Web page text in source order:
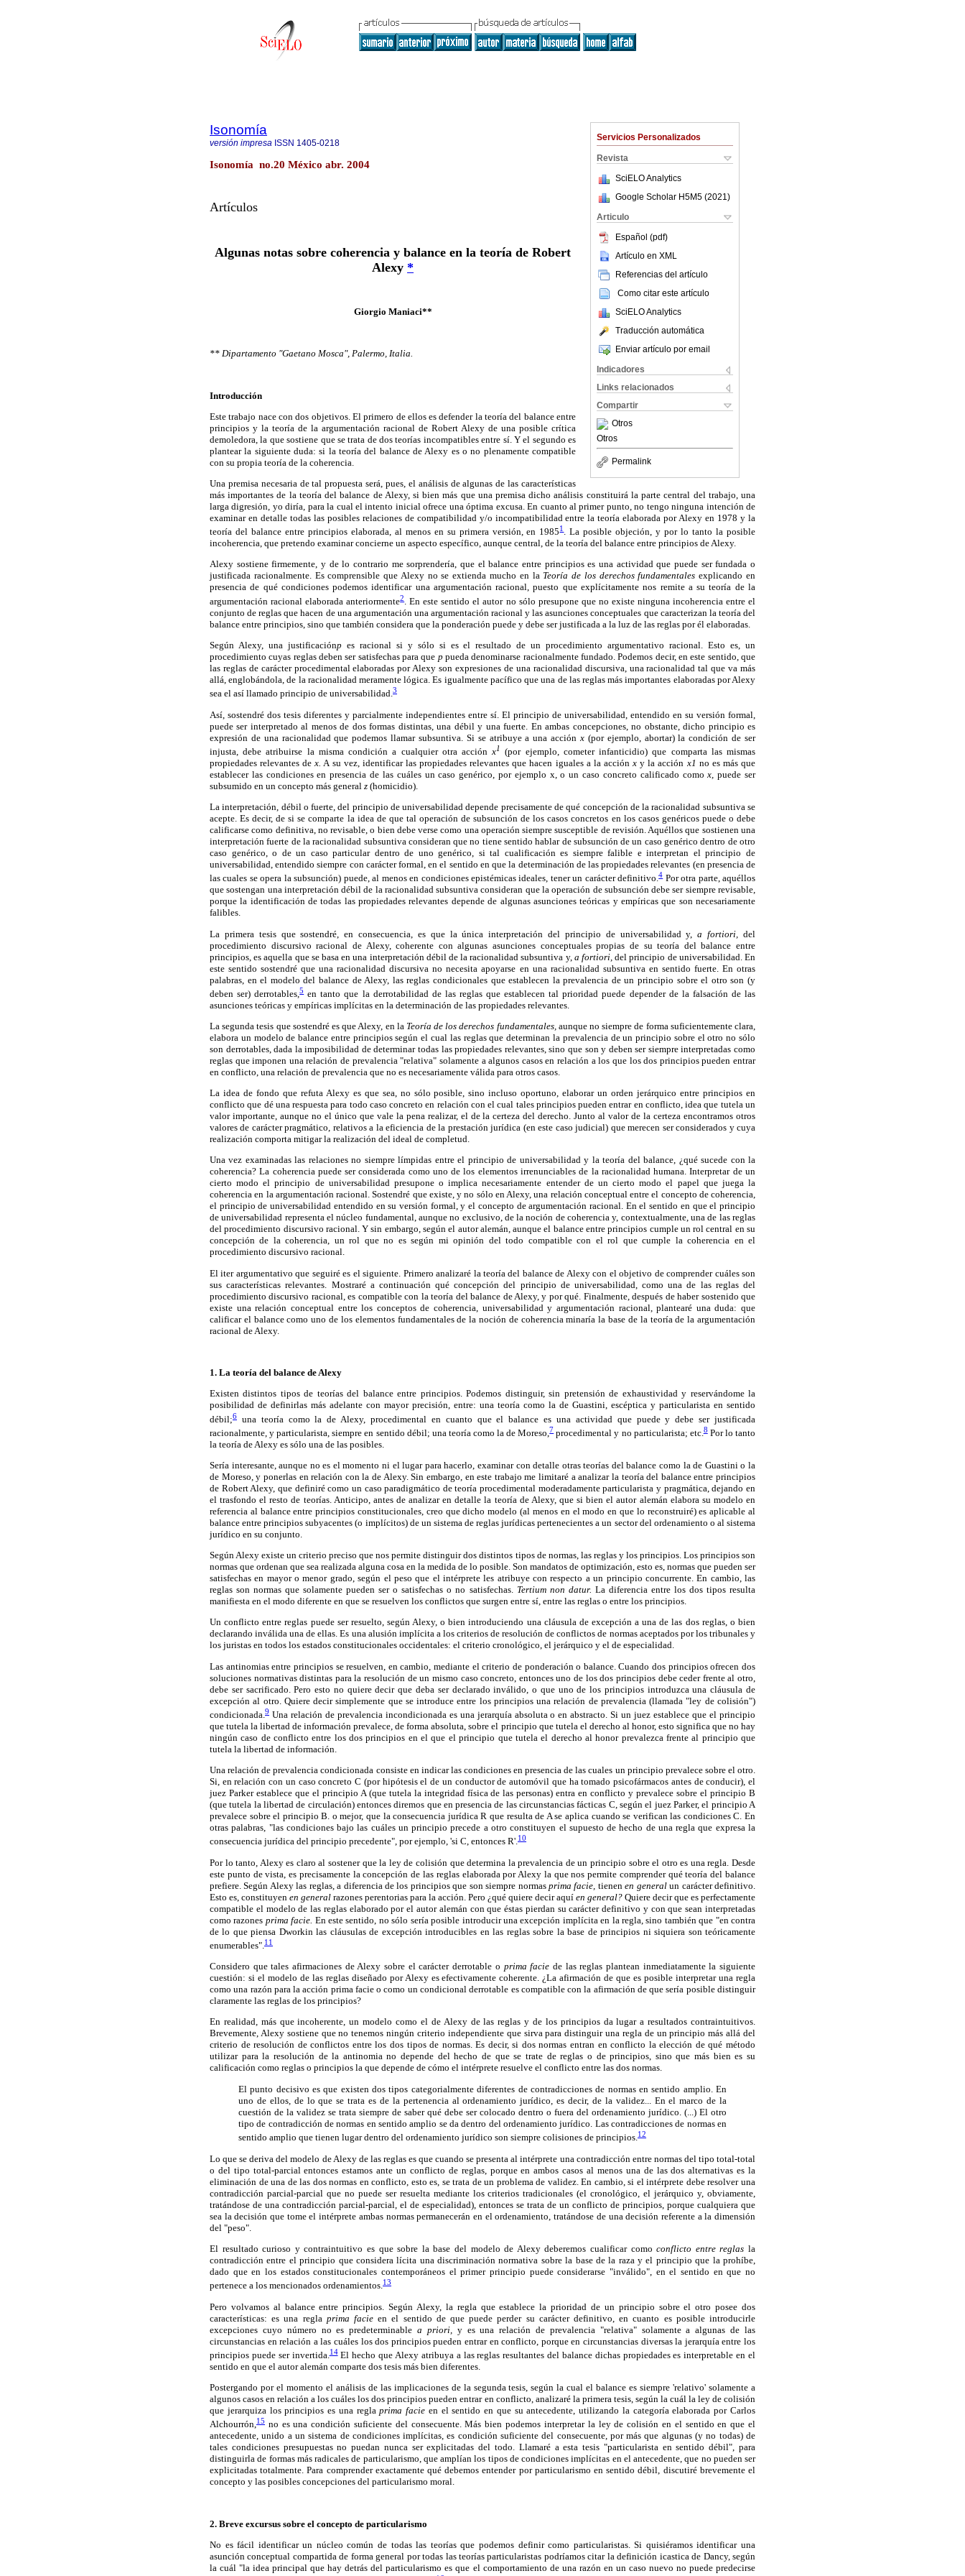
Servicios Personalizados
Revista
SciELO Analytics
Google Scholar H5M5 (2021 )
Articulo
Español (pdf)
Artículo en XML
Referencias del artículo
Como citar este artículo
SciELO Analytics
Traducción automática
Enviar artículo por email
Indicadores
Links relacionados
Compartir
Otros
Otros
Permalink
Isonomía
versión impresa ISSN 1405-0218
Isonomía no.20 México abr. 2004
Artículos
Algunas notas sobre coherencia y balance en la teoría de Robert
Alexy *
Giorgio Maniaci**
** Dipartamento "Gaetano Mosca", Palermo, Italia.
Introducción
Este trabajo nace con dos objetivos. El primero de ellos es defender la teoría del balance entre
principios y la teoría de la argumentación racional de Robert Alexy de una posible crítica
demoledora, la que sostiene que se trata de dos teorías incompatibles entre sí. Y el segundo es
plantear la siguiente duda: si la teoría del balance de Alexy es o no plenamente compatible
con su propia teoría de la coherencia.
Una premisa necesaria de tal propuesta será, pues, el análisis de algunas de las características
más importantes de la teoría del balance de Alexy, si bien más que una premisa dicho análisis constituirá la parte central del trabajo, una
larga digresión, yo diría, para la cual el intento inicial ofrece una óptima excusa. En cuanto al primer punto, no tengo ninguna intención de
examinar en detalle todas las posibles relaciones de compatibilidad y/o incompatibilidad entre la teoría elaborada por Alexy en 1978 y la
teoría del balance entre principios elaborada, al menos en su primera versión, en 19851 . La posible objeción, y por lo tanto la posible
incoherencia, que pretendo examinar concierne un aspecto específico, aunque central, de la teoría del balance entre principios de Alexy.
Alexy sostiene firmemente, y de lo contrario me sorprendería, que el balance entre principios es una actividad que puede ser fundada o
justificada racionalmente. Es comprensible que Alexy no se extienda mucho en la Teoría de los derechos fundamentales explicando en
presencia de qué condiciones podemos identificar una argumentación racional, puesto que explícitamente nos remite a su teoría de la
argumentación racional elaborada anteriormente2. En este sentido el autor no sólo presupone que no existe ninguna incoherencia entre el
conjunto de reglas que hacen de una argumentación una argumentación racional y las asunciones conceptuales que caracterizan la teoría del
balance entre principios, sino que también considera que la ponderación puede y debe ser justificada a la luz de las reglas por él elaboradas.
Según Alexy, una justificaciónp es racional si y sólo si es el resultado de un procedimiento argumentativo racional. Esto es, un
procedimiento cuyas reglas deben ser satisfechas para que p pueda denominarse racionalmente fundado. Podemos decir, en este sentido, que
las reglas de carácter procedimental elaboradas por Alexy son expresiones de una racionalidad discursiva, una racionalidad tal que va más
allá, englobándola, de la racionalidad meramente lógica. Es igualmente pacífico que una de las reglas más importantes elaboradas por Alexy
sea el así llamado principio de universabilidad.3
Así, sostendré dos tesis diferentes y parcialmente independientes entre sí. El principio de universabilidad, entendido en su versión formal,
puede ser interpretado al menos de dos formas distintas, una débil y una fuerte. En ambas concepciones, no obstante, dicho principio es
expresión de una racionalidad que podemos llamar subsuntiva. Si se atribuye a una acción x (por ejemplo, abortar) la condición de ser
injusta, debe atribuirse la misma condición a cualquier otra acciónx1
(por ejemplo, cometer infanticidio) que comparta las mismas
propiedades relevantes dex. A su vez, identificar las propiedades relevantes que hacen iguales a la acciónx y la acción x1 no es más que
establecer las condiciones en presencia de las cuáles un caso genérico, por ejemplo x, o un caso concreto calificado comox, puede ser
subsumido en un concepto más general z (homicidio).
La interpretación, débil o fuerte, del principio de universabilidad depende precisamente de qué concepción de la racionalidad subsuntiva se
acepte. Es decir, de si se comparte la idea de que tal operación de subsunción de los casos concretos en los casos genéricos puede o debe
calificarse como definitiva, no revisable, o bien debe verse como una operación siempre susceptible de revisión. Aquéllos que sostienen una
interpretación fuerte de la racionalidad subsuntiva consideran que no tiene sentido hablar de subsunción de un caso genérico dentro de otro
caso genérico, o de un caso particular dentro de uno genérico, si tal cualificación es siempre falible e interpretan el principio de
universabilidad, entendido siempre con carácter formal, en el sentido en que la determinación de las propiedades relevantes (en presencia de
las cuales se opera la subsunción) puede, al menos en condiciones epistémicas ideales, tener un carácter definitivo.4Por otra parte, aquéllos
que sostengan una interpretación débil de la racionalidad subsuntiva consideran que la operación de subsunción debe ser siempre revisable,
porque la identificación de todas las propiedades relevantes depende de algunas asunciones teóricas y empíricas que son necesariamente
falibles.
La primera tesis que sostendré, en consecuencia, es que la única interpretación del principio de universabilidad y,a fortiori,
del
procedimiento discursivo racional de Alexy, coherente con algunas asunciones conceptuales propias de su teoría del balance entre
principios, es aquella que se basa en una interpretación débil de la racionalidad subsuntiva y, a fortiori, del principio de universabilidad. En
este sentido sostendré que una racionalidad discursiva no necesita apoyarse en una racionalidad subsuntiva en sentido fuerte. En otras
palabras, en el modelo del balance de Alexy, las reglas condicionales que establecen la prevalencia de un principio sobre el otro son (y
deben ser) derrotables,5en tanto que la derrotabilidad de las reglas que establecen tal prioridad puede depender de la falsación de las
asunciones teóricas y empíricas implícitas en la determinación de las propiedades relevantes.
La segunda tesis que sostendré es que Alexy, en la Teoría de los derechos fundamentales,aunque no siempre de forma suficientemente clara,
elabora un modelo de balance entre principios según el cual las reglas que determinan la prevalencia de un principio sobre el otro no sólo
son derrotables, dada la imposibilidad de determinar todas las propiedades relevantes, sino que son y deben ser siempre interpretadas como
reglas que imponen una relación de prevalencia "relativa" solamente a algunos casos en relación a los que los dos principios pueden entrar
en conflicto, una relación de prevalencia que no es necesariamente válida para otros casos.
La idea de fondo que refuta Alexy es que sea, no sólo posible, sino incluso oportuno, elaborar un orden jerárquico entre principios en
conflicto que dé una respuesta para todo caso concreto en relación con el cual tales principios pueden entrar en conflicto, idea que tutela un
valor importante, aunque no el único que vale la pena realizar, el de la certeza del derecho. Junto al valor de la certeza encontramos otros
valores de carácter pragmático, relativos a la eficiencia de la prestación jurídica (en este caso judicial) que merecen ser considerados y cuya
realización comporta mitigar la realización del ideal de completud.
Una vez examinadas las relaciones no siempre límpidas entre el principio de universabilidad y la teoría del balance, ¿qué sucede con la
coherencia? La coherencia puede ser considerada como uno de los elementos irrenunciables de la racionalidad humana. Interpretar de un
cierto modo el principio de universabilidad presupone o implica necesariamente entender de un cierto modo el papel que juega la
coherencia en la argumentación racional. Sostendré que existe, y no sólo en Alexy, una relación conceptual entre el concepto de coherencia,
el principio de universabilidad entendido en su versión formal, y el concepto de argumentación racional. En el sentido en que el principio
de universabilidad representa el núcleo fundamental, aunque no exclusivo, de la noción de coherencia y, contextualmente, una de las reglas
del procedimiento discursivo racional. Y sin embargo, según el autor alemán, aunque el balance entre principios cumple un rol central en su
concepción de la coherencia, un rol que no es según mi opinión del todo compatible con el rol que cumple la coherencia en el
procedimiento discursivo racional.
El iter argumentativo que seguiré es el siguiente. Primero analizaré la teoría del balance de Alexy con el objetivo de comprender cuáles son
sus características relevantes. Mostraré a continuación qué concepción del principio de universabilidad, como una de las reglas del
procedimiento discursivo racional, es compatible con la teoría del balance de Alexy, y por qué. Finalmente, después de haber sostenido que
existe una relación conceptual entre los conceptos de coherencia, universabilidad y argumentación racional, plantearé una duda: que
calificar el balance como uno de los elementos fundamentales de la noción de coherencia minaría la base de la teoría de la argumentación
racional de Alexy.
1. La teoría del balance de Alexy
Existen distintos tipos de teorías del balance entre principios. Podemos distinguir, sin pretensión de exhaustividad y reservándome la
posibilidad de definirlas más adelante con mayor precisión, entre: una teoría como la de Guastini, escéptica y particularista en sentido
débil;6 una teoría como la de Alexy, procedimental en cuanto que el balance es una actividad que puede y debe ser justificada
racionalmente, y particularista, siempre en sentido débil; una teoría como la de Moreso,7procedimental y no particularista; etc.8Por lo tanto
la teoría de Alexy es sólo una de las posibles.
Sería interesante, aunque no es el momento ni el lugar para hacerlo, examinar con detalle otras teorías del balance como la de Guastini o la
de Moreso, y ponerlas en relación con la de Alexy. Sin embargo, en este trabajo me limitaré a analizar la teoría del balance entre principios
de Robert Alexy, que definiré como un caso paradigmático de teoría procedimental moderadamente particularista y pragmática, dejando en
el trasfondo el resto de teorías. Anticipo, antes de analizar en detalle la teoría de Alexy, que si bien el autor alemán elabora su modelo en
referencia al balance entre principios constitucionales, creo que dicho modelo (al menos en el modo en que lo reconstruiré) es aplicable al
balance entre principios subyacentes (o implícitos) de un sistema de reglas jurídicas pertenecientes a un sector del ordenamiento o al sistema
jurídico en su conjunto.
Según Alexy existe un criterio preciso que nos permite distinguir dos distintos tipos de normas, las reglas y los principios. Los principios son
normas que ordenan que sea realizada alguna cosa en la medida de lo posible. Son mandatos de optimización, esto es, normas que pueden ser
satisfechas en mayor o menor grado, según el peso que el intérprete les atribuye con respecto a un principio concurrente. En cambio, las
reglas son normas que solamente pueden ser o satisfechas o no satisfechas. Tertium non datur. La diferencia entre los dos tipos resulta
manifiesta en el modo diferente en que se resuelven los conflictos que surgen entre sí, entre las reglas o entre los principios.
Un conflicto entre reglas puede ser resuelto, según Alexy, o bien introduciendo una cláusula de excepción a una de las dos reglas, o bien
declarando inválida una de ellas. Es una alusión implícita a los criterios de resolución de conflictos de normas aceptados por los tribunales y
los juristas en todos los estados constitucionales occidentales: el criterio cronológico, el jerárquico y el de especialidad.
Las antinomias entre principios se resuelven, en cambio, mediante el criterio de ponderación o balance. Cuando dos principios ofrecen dos
soluciones normativas distintas para la resolución de un mismo caso concreto, entonces uno de los dos principios debe ceder frente al otro,
debe ser sacrificado. Pero esto no quiere decir que deba ser declarado inválido, o que uno de los principios introduzca una cláusula de
excepción al otro. Quiere decir simplemente que se introduce entre los principios una relación de prevalencia (llamada "ley de colisión")
condicionada. 9 Una relación de prevalencia incondicionada es una jerarquía absoluta o en abstracto. Si un juez establece que el principio
que tutela la libertad de información prevalece, de forma absoluta, sobre el principio que tutela el derecho al honor, esto significa que no hay
ningún caso de conflicto entre los dos principios en el que el principio que tutela el derecho al honor prevalezca frente al principio que
tutela la libertad de información.
Una relación de prevalencia condicionada consiste en indicar las condiciones en presencia de las cuales un principio prevalece sobre el otro.
Si, en relación con un caso concreto C (por hipótesis el de un conductor de automóvil que ha tomado psicofármacos antes de conducir), el
juez Parker establece que el principio A (que tutela la integridad física de las personas) entra en conflicto y prevalece sobre el principio B
(que tutela la libertad de circulación) entonces diremos que en presencia de las circunstancias fácticas C, según el juez Parker, el principio A
prevalece sobre el principio B. o mejor, que la consecuencia jurídica R que resulta de A se aplica cuando se verifican las condiciones C. En
otras palabras, "las condiciones bajo las cuáles un principio precede a otro constituyen el supuesto de hecho de una regla que expresa la
consecuencia jurídica del principio precedente", por ejemplo, 'si C, entonces R'.10
Por lo tanto, Alexy es claro al sostener que la ley de colisión que determina la prevalencia de un principio sobre el otro es una regla. Desde
este punto de vista, es precisamente la concepción de las reglas elaborada por Alexy la que nos permite comprender qué teoría del balance
prefiere. Según Alexy las reglas, a diferencia de los principios que son siempre normas prima facie, tienenen generalun carácter definitivo.
Esto es, constituyen en general razones perentorias para la acción. Pero ¿qué quiere decir aquí en general? Quiere decir que es perfectamente
compatible el modelo de las reglas elaborado por el autor alemán con que éstas pierdan su carácter definitivo y con que sean interpretadas
como razones prima facie. En este sentido, no sólo sería posible introducir una excepción implícita en la regla, sino también que "en contra
de lo que piensa Dworkin las cláusulas de excepción introducibles en las reglas sobre la base de principios ni siquiera son teóricamente
enumerables". 11
Considero que tales afirmaciones de Alexy sobre el carácter derrotable o prima facie de las reglas plantean inmediatamente la siguiente
cuestión: si el modelo de las reglas diseñado por Alexy es efectivamente coherente. ¿La afirmación de que es posible interpretar una regla
como una razón para la acción prima facie o como un condicional derrotable es compatible con la afirmación de que sería posible distinguir
claramente las reglas de los principios?
En realidad, más que incoherente, un modelo como el de Alexy de las reglas y de los principios da lugar a resultados contraintuitivos.
Brevemente, Alexy sostiene que no tenemos ningún criterio independiente que sirva para distinguir una regla de un principio más allá del
criterio de resolución de conflictos entre los dos tipos de normas. Es decir, si dos normas entran en conflicto la elección de qué método
utilizar para la resolución de la antinomia no depende del hecho de que se trate de reglas o de principios, sino que más bien es su
calificación como reglas o principios la que depende de cómo el intérprete resuelve el conflicto entre las dos normas.
El punto decisivo es que existen dos tipos categorialmente diferentes de contradicciones de normas en sentido amplio. En
uno de ellos, de lo que se trata es de la pertenencia al ordenamiento jurídico, es decir, de la validez... En el marco de la
cuestión de la validez se trata siempre de saber qué debe ser colocado dentro o fuera del ordenamiento jurídico. (...) El otro
tipo de contradicción de normas en sentido amplio se da dentro del ordenamiento jurídico. Las contradicciones de normas en
sentido amplio que tienen lugar dentro del ordenamiento jurídico son siempre colisiones de principios.12
Lo que se deriva del modelo de Alexy de las reglas es que cuando se presenta al intérprete una contradicción entre normas del tipo total-total
o del tipo total-parcial entonces estamos ante un conflicto de reglas, porque en ambos casos al menos una de las dos alternativas es la
eliminación de una de las dos normas en conflicto, esto es, se trata de un problema de validez. En cambio, si el intérprete debe resolver una
contradicción parcial-parcial que no puede ser resuelta mediante los criterios tradicionales (el cronológico, el jerárquico y, obviamente,
tratándose de una contradicción parcial-parcial, el de especialidad), entonces se trata de un conflicto de principios, porque cualquiera que
sea la decisión que tome el intérprete ambas normas permanecerán en el ordenamiento, tratándose de una decisión referente a la dimensión
del "peso".
El resultado curioso y contraintuitivo es que sobre la base del modelo de Alexy deberemos cualificar comoconflicto entre reglas la
contradicción entre el principio que considera lícita una discriminación normativa sobre la base de la raza y el principio que la prohíbe,
dado que en los estados constitucionales contemporáneos el primer principio puede considerarse "inválido", en el sentido en que no
pertenece a los mencionados ordenamientos.13
Pero volvamos al balance entre principios. Según Alexy, la regla que establece la prioridad de un principio sobre el otro posee dos
características: es una regla prima facie en el sentido de que puede perder su carácter definitivo, en cuanto es posible introducirle
excepciones cuyo número no es predeterminablea priori,
y es una relación de prevalencia "relativa" solamente a algunas de las
circunstancias en relación a las cuáles los dos principios pueden entrar en conflicto, porque en circunstancias diversas la jerarquía entre los
principios puede ser invertida.14El hecho que Alexy atribuya a las reglas resultantes del balance dichas propiedades es interpretable en el
sentido en que el autor alemán comparte dos tesis más bien diferentes.
Postergando por el momento el análisis de las implicaciones de la segunda tesis, según la cual el balance es siempre 'relativo' solamente a
algunos casos en relación a los cuáles los dos principios pueden entrar en conflicto, analizaré la primera tesis, según la cuál la ley de colisión
que jerarquiza los principios es una reglaprima facie en el sentido en que su antecedente, utilizando la categoría elaborada por Carlos
Alchourrón,15 no es una condición suficiente del consecuente. Más bien podemos interpretar la ley de colisión en el sentido en que el
antecedente, unido a un sistema de condiciones implícitas, es condición suficiente del consecuente, por más que algunas (y no todas) de
tales condiciones presupuestas no puedan nunca ser explicitadas del todo. Llamaré a esta tesis "particularista en sentido débil", para
distinguirla de formas más radicales de particularismo, que amplían los tipos de condiciones implícitas en el antecedente, que no pueden ser
explicitadas totalmente. Para comprender exactamente qué debemos entender por particularismo en sentido débil, discutiré brevemente el
concepto y las posibles concepciones del particularismo moral.
2. Breve excursus sobre el concepto de particularismo
No es fácil identificar un núcleo común de todas las teorías que podemos definir como particularistas. Si quisiéramos identificar una
asunción conceptual compartida de forma general por todas las teorías particularistas podríamos citar la definición icastica de Dancy, según
la cuál "la idea principal que hay detrás del particularismo es que el comportamiento de una razón en un caso nuevo no puede predecirse